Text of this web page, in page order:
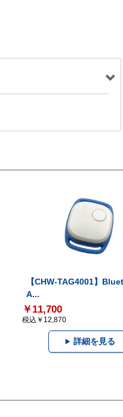
【CHW-TAG4001】
A...
￥11,700
税込￥12,870
詳細を見る